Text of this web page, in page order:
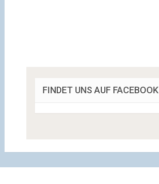
FINDET UNS AUF FACEBOOK